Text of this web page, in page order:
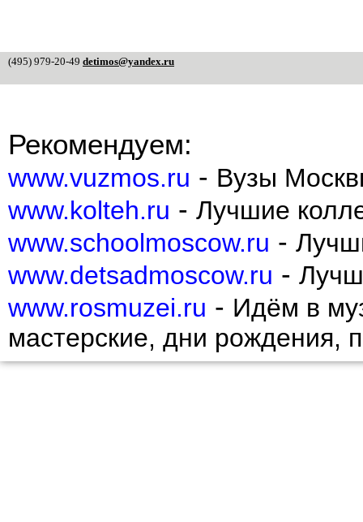
(495) 979-20-49 detimos@yandex.ru
Рекомендуем:
www.vuzmos.ru - Вузы
www.kolteh.ru - Лучшие
www.schoolmoscow.ru -
www.detsadmoscow.ru -
www.rosmuzei.ru - Идём в
мастерские, дни рождения,